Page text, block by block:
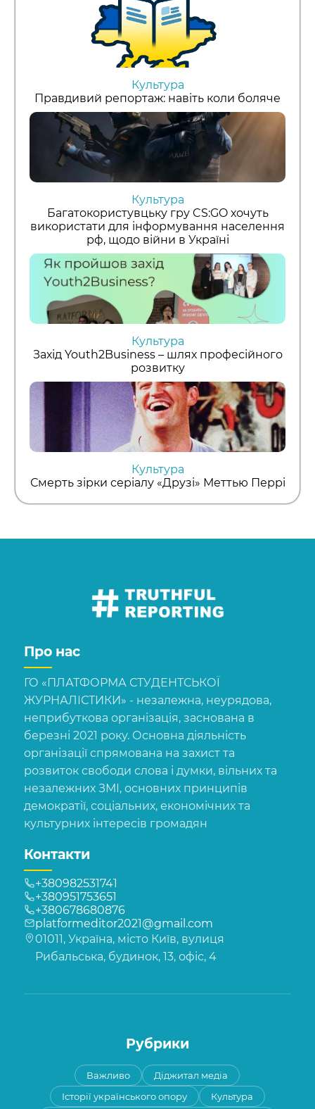
Культура
Правдивий репортаж: навіть коли боляче
Культура
Багатокористувцьку гру CS:GO хочуть
використати для інформування населення
рф, щодо війни в Україні
Культура
Захід Youth2Business – шлях професійного
розвитку
Культура
Смерть зірки серіалу «Друзі» Меттью Перрі
Про нас
ГО «ПЛАТФОРМА СТУДЕНТСЬКОЇ
ЖУРНАЛІСТИКИ» - незалежна, неурядова,
неприбуткова організація, заснована в
березні 2021 року. Основна діяльність
організації спрямована на захист та
розвиток свободи слова і думки, вільних та
незалежних ЗМІ, основних принципів
демократії, соціальних, економічних та
культурних інтересів громадян
Контакти
+380982531741
+380951753651
+380678680876
platformeditor2021@gmail.com
01011, Україна, місто Київ, вулиця
Рибальська, будинок, 13, офіс, 4
Рубрики
Важливо
Діджитал медіа
Історії українського опору
Культура